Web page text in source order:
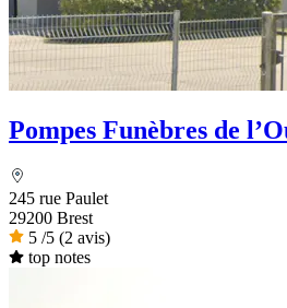
Pompes Funèbres de
245 rue Paulet
29200 Brest
5 /5 (2 avis)
top notes